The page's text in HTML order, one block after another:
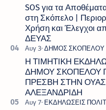
SOS για τα
στη Σκόπελο |
Χρήση και Έλεγχοι
ΔΕΥΑΣ
Η ΤΙΜΗΤΙΚΗ
ΔΗΜΟΥ ΣΚΟΠΕΛΟΥ
ΠΡΕΣΒΗ ΣΤΗΝ
ΑΛΕΞΑΝΔΡΙΔΗ